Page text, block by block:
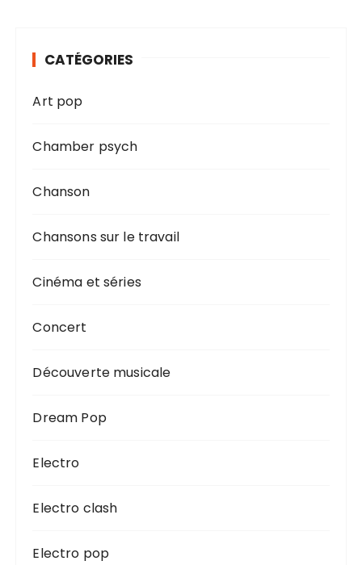
CATÉGORIES
Art pop
Chamber psych
Chanson
Chansons sur le travail
Cinéma et séries
Concert
Découverte musicale
Dream Pop
Electro
Electro clash
Electro pop